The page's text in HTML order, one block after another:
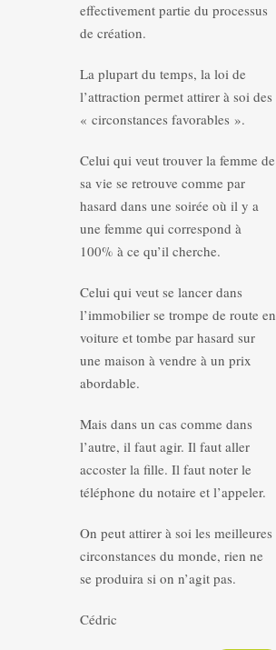
effectivement partie du processus
de création.
La plupart du temps, la loi de
l’attraction permet attirer à soi des
« circonstances favorables ».
Celui qui veut trouver la femme de
sa vie se retrouve comme par
hasard dans une soirée où il y a
une femme qui correspond à
100% à ce qu’il cherche.
Celui qui veut se lancer dans
l’immobilier se trompe de route en
voiture et tombe par hasard sur
une maison à vendre à un prix
abordable.
Mais dans un cas comme dans
l’autre, il faut agir. Il faut aller
accoster la fille. Il faut noter le
téléphone du notaire et l’appeler.
On peut attirer à soi les meilleures
circonstances du monde, rien ne
se produira si on n’agit pas.
Cédric